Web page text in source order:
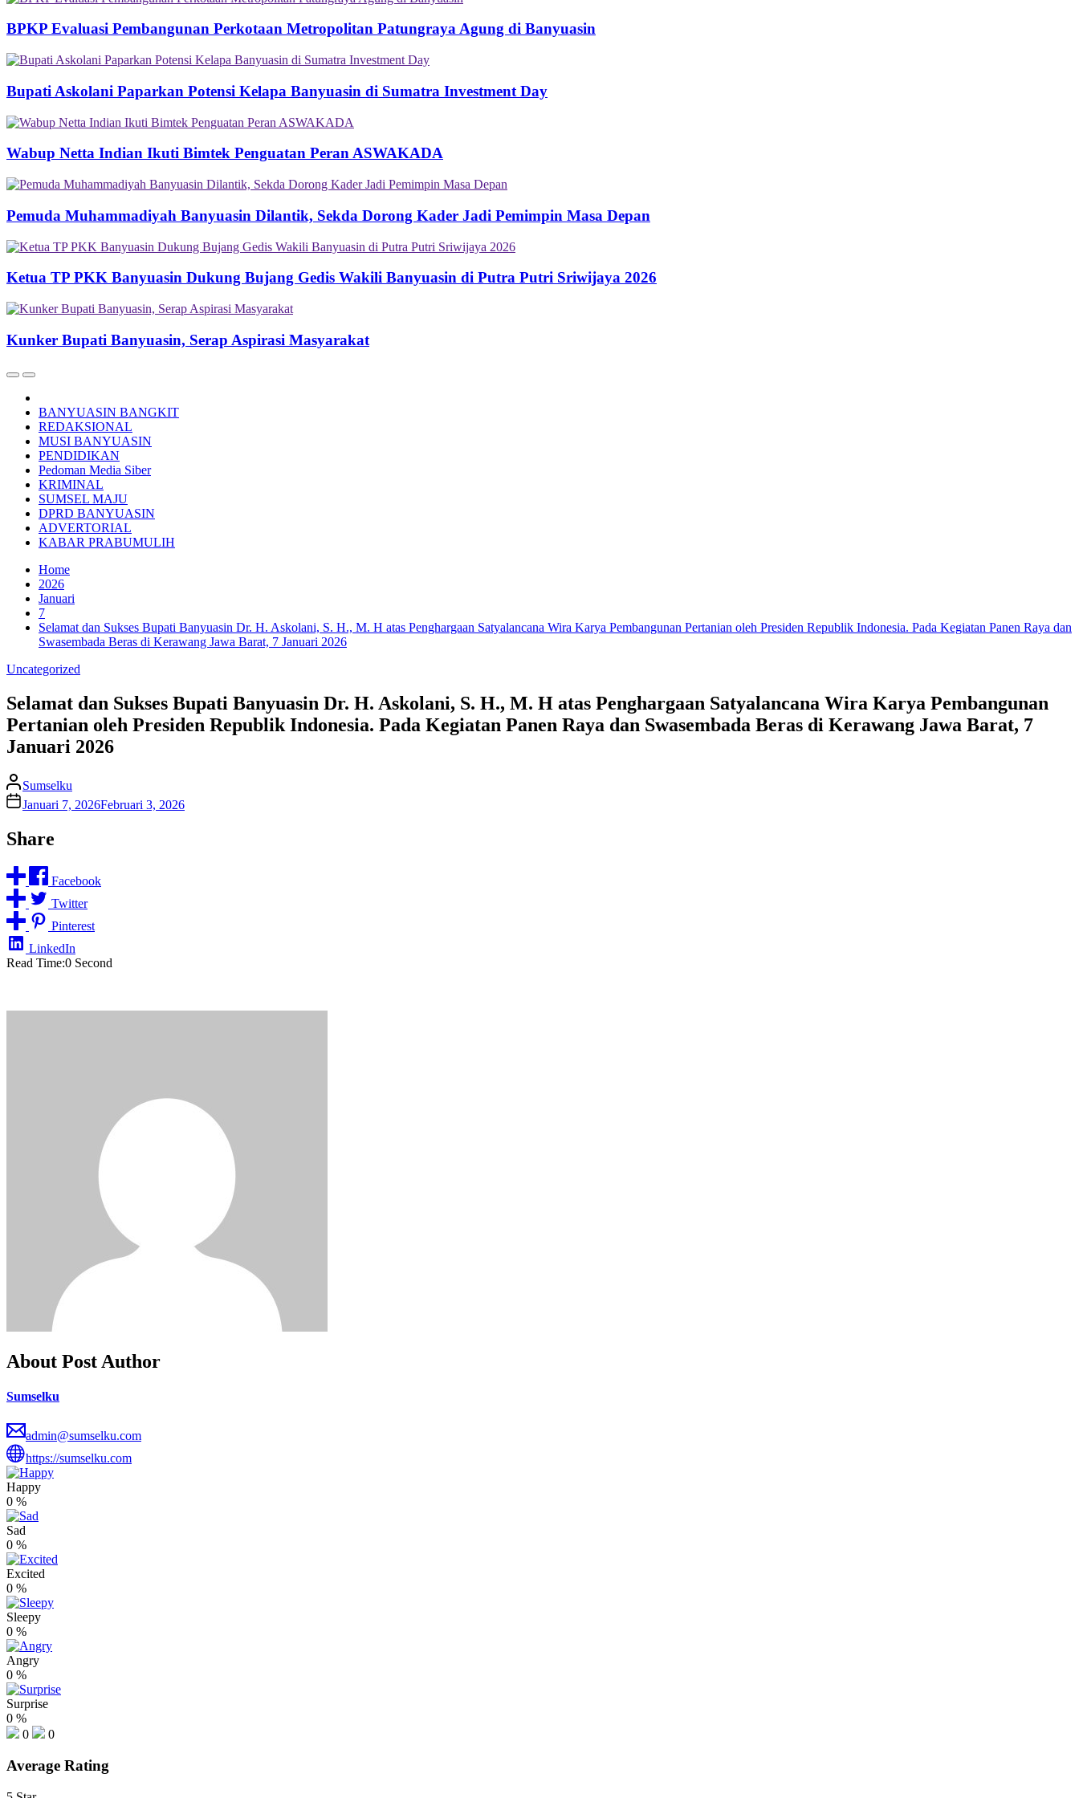
BPKP Evaluasi Pembangunan Perkotaan Metropolitan Patungraya Agung di Banyuasin
Bupati Askolani Paparkan Potensi Kelapa Banyuasin di Sumatra Investment Day
Wabup Netta Indian Ikuti Bimtek Penguatan Peran ASWAKADA
Pemuda Muhammadiyah Banyuasin Dilantik, Sekda Dorong Kader Jadi Pemimpin Masa Depan
Ketua TP PKK Banyuasin Dukung Bujang Gedis Wakili Banyuasin di Putra Putri Sriwijaya 2026
Kunker Bupati Banyuasin, Serap Aspirasi Masyarakat
BANYUASIN BANGKIT
REDAKSIONAL
MUSI BANYUASIN
PENDIDIKAN
Pedoman Media Siber
KRIMINAL
SUMSEL MAJU
DPRD BANYUASIN
ADVERTORIAL
KABAR PRABUMULIH
Home
2026
Januari
7
Selamat dan Sukses Bupati Banyuasin Dr. H. Askolani, S. H., M. H atas Penghargaan Satyalancana Wira Karya Pembangunan Pertanian oleh Presiden Republik Indonesia. Pada Kegiatan Panen Raya dan
Swasembada Beras di Kerawang Jawa Barat, 7 Januari 2026
Uncategorized
Selamat dan Sukses Bupati Banyuasin Dr. H. Askolani, S. H., M. H atas Penghargaan Satyalancana Wira Karya Pembangunan
Pertanian oleh Presiden Republik Indonesia. Pada Kegiatan Panen Raya dan Swasembada Beras di Kerawang Jawa Barat, 7
Januari 2026
Sumselku
Januari 7, 2026Februari 3, 2026
Share
Facebook
Twitter
Pinterest
LinkedIn
Read Time:0 Second
About Post Author
Sumselku
admin@sumselku.com
https://sumselku.com
Happy
0 %
Sad
0 %
Excited
0 %
Sleepy
0 %
Angry
0 %
Surprise
0 %
0
0
Average Rating